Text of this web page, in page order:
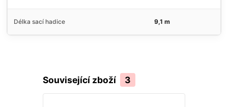
Délka sací hadice 9,1 m
Související zboží 3